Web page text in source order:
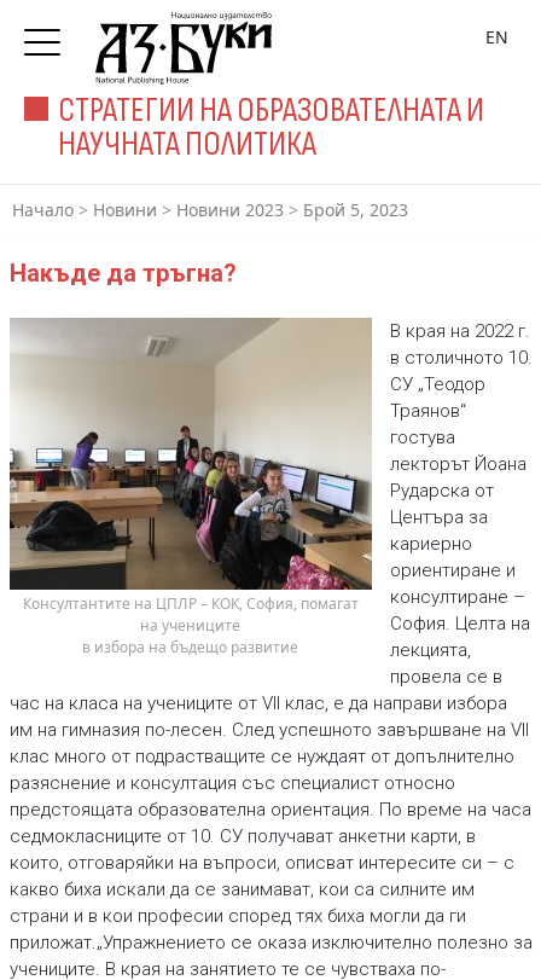
СТРАТЕГИИ НА ОБРАЗОВАТЕЛНАТА И
НАУЧНАТА ПОЛИТИКА
EN
Начало > Новини > Новини 2023 > Брой 5, 2023
Накъде да тръгна?
на учениците
в избора на бъдещо развитие
В края на 2022 г.
в столичното 10.
СУ „Теодор
Траянов“
гостува
лекторът Йоана
Рударска от
Центъра за
кариерно
ориентиране и
консултиране –
София. Целта на
лекцията,
провела се в
час на класа на учениците от VII клас, е да направи избора
им на гимназия по-лесен. След успешното завършване на VII
клас много от подрастващите се нуждаят от допълнително
разяснение и консултация със специалист относно
предстоящата образователна ориентация. По време на часа
седмокласниците от 10. СУ получават анкетни карти, в
които, отговаряйки на въпроси, описват интересите си – с
какво биха искали да се занимават, кои са силните им
страни и в кои професии според тях биха могли да ги
приложат.„Упражнението се оказа изключително полезно за
учениците. В края на занятието те се чувстваха по-